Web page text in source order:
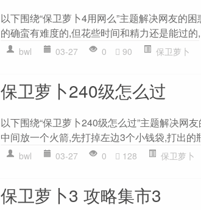
以下围绕“保卫萝卜4用网么”主题解决网友的
的确蛮有难度的,但花些时间和精力还是能过的
bwl 03-27 0 90 保卫萝卜
保卫萝卜240级怎么过
以下围绕“保卫萝卜240级怎么过”主题解决网
中间放一个火箭,先打掉左边3个小钱袋,打出的
bwl 03-27 0 128 保卫萝卜
保卫萝卜3 攻略集市3